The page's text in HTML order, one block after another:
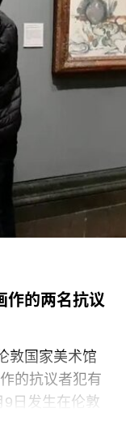
佛罗伦萨的一
人贝尼托·墨索
大利犹太人的
终定居洛杉
学院（Reed
时的伴侣、观
）搬到旧金
思罗普学校
舞蹈工作室
作的两名抗议
敦国家美术馆
的抗议者犯有
日发生在伦敦